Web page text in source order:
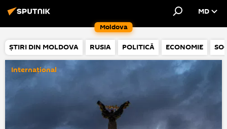
Moldova
MD
ȘTIRI DIN MOLDOVA RUSIA POLITICĂ ECONOMIE
Internațional